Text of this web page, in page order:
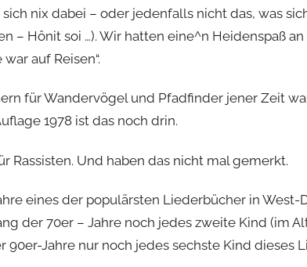
nix dabei – oder jedenfalls nicht das, was
– Hônit soi …). Wir hatten eine^n Heidenspaß
auf Reisen“.
für Wandervögel und Pfadfinder jener Zeit
1978 ist das noch drin.
Rassisten. Und haben das nicht mal gemerkt.
eines der populärsten Liederbücher in West-
der 70er – Jahre noch jedes zweite Kind (im
Jahre nur noch jedes sechste Kind dieses